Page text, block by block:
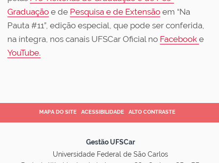
Graduação e de Pesquisa e de Extensão em “Na
Pauta #11”, edição especial, que pode ser conferida,
na íntegra, nos canais UFSCar Oficial no Facebook e
YouTube.
MAPA DO SITE ACESSIBILIDADE ALTO CONTRASTE
Gestão UFSCar
Universidade Federal de São Carlos